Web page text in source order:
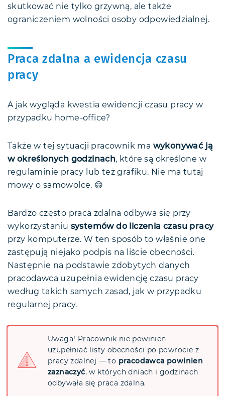
skutkować nie tylko grzywną, ale także
ograniczeniem wolności osoby odpowiedzialnej.
Praca zdalna a ewidencja czasu
pracy
A jak wygląda kwestia ewidencji czasu pracy w
przypadku home-office?
Także w tej sytuacji pracownik ma wykonywać ją
w określonych godzinach, które są określone w
regulaminie pracy lub też grafiku. Nie ma tutaj
mowy o samowolce. 😄
Bardzo często praca zdalna odbywa się przy
wykorzystaniu systemów do liczenia czasu pracy
przy komputerze. W ten sposób to właśnie one
zastępują niejako podpis na liście obecności.
Następnie na podstawie zdobytych danych
pracodawca uzupełnia ewidencję czasu pracy
według takich samych zasad, jak w przypadku
regularnej pracy.
Uwaga! Pracownik nie powinien
uzupełniać listy obecności po powrocie z
pracy zdalnej — to pracodawca powinien
zaznaczyć, w których dniach i godzinach
odbywała się praca zdalna.